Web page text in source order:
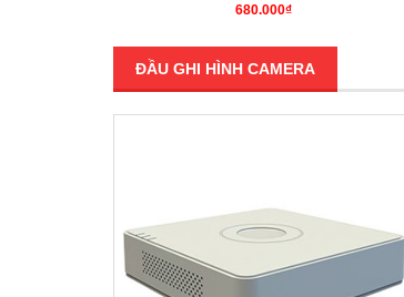
680.000₫
ĐẦU GHI HÌNH CAMERA